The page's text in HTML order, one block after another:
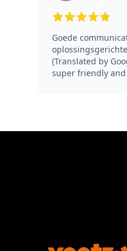
5 out of 5 stars
Goede
(Translated by
super friendly